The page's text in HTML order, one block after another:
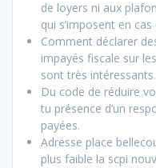
de loyers ni aux
qui s’imposent en
Comment déclarer
impayés fiscale sur
sont très intéressants.
Du code de réduire
tu présence d’un
payées.
Adresse place
plus faible la scpi